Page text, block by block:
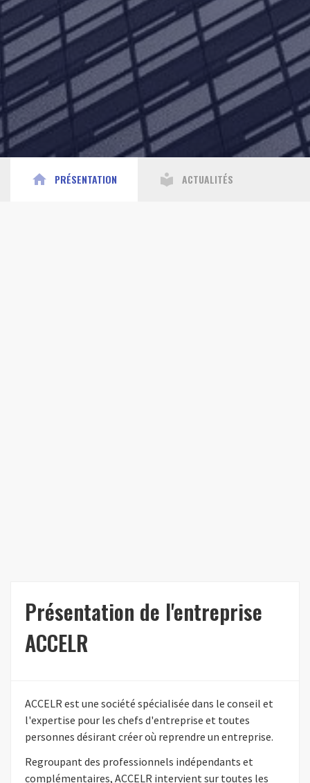
home PRÉSENTATION local_library ACTUALITÉS
Présentation de l'entreprise
ACCELR
ACCELR est une société spécialisée dans le conseil et
l'expertise pour les chefs d'entreprise et toutes
personnes désirant créer où reprendre un entreprise.
Regroupant des professionnels indépendants et
complémentaires, ACCELR intervient sur toutes les